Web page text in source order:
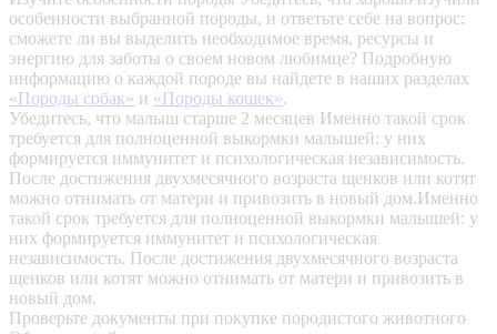
особенности выбранной породы, и ответьте себе на вопрос:
сможете ли вы выделить необходимое время, ресурсы и
энергию для заботы о своем новом любимце? Подробную
информацию о каждой породе вы найдете в наших разделах
«Породы собак» и «Породы кошек».
Убедитесь, что малыш старше 2 месяцев Именно такой срок
требуется для полноценной выкормки малышей: у них
формируется иммунитет и психологическая независимость.
После достижения двухмесячного возраста щенков или котят
можно отнимать от матери и привозить в новый дом.Именно
такой срок требуется для полноценной выкормки малышей: у
них формируется иммунитет и психологическая
независимость. После достижения двухмесячного возраста
щенков или котят можно отнимать от матери и привозить в
новый дом.
Проверьте документы при покупке породистого животного